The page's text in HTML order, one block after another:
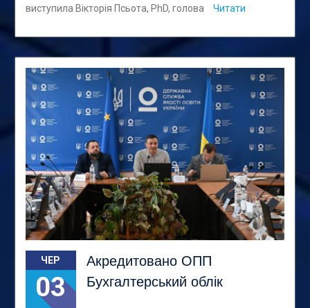
виступила Вікторія Псьота, PhD, голова
Читати
ЧЕР
03
Акредитовано ОПП
Бухгалтерський облік